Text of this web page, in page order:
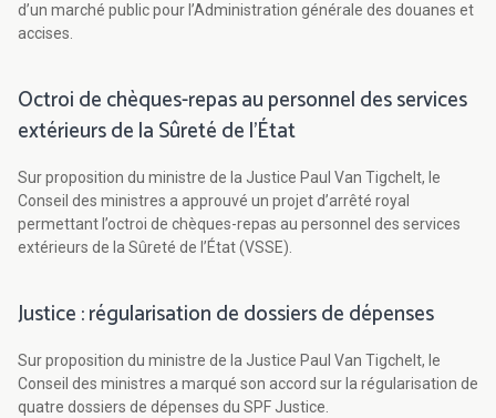
d’un marché public pour l’Administration générale des douanes et
accises.
Octroi de chèques-repas au personnel des services
extérieurs de la Sûreté de l’État
Sur proposition du ministre de la Justice Paul Van Tigchelt, le
Conseil des ministres a approuvé un projet d’arrêté royal
permettant l’octroi de chèques-repas au personnel des services
extérieurs de la Sûreté de l’État (VSSE).
Justice : régularisation de dossiers de dépenses
Sur proposition du ministre de la Justice Paul Van Tigchelt, le
Conseil des ministres a marqué son accord sur la régularisation de
quatre dossiers de dépenses du SPF Justice.